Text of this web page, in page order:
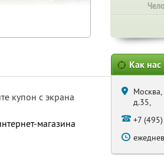
купон с экрана
магазина
Как нас
д.35,
+7